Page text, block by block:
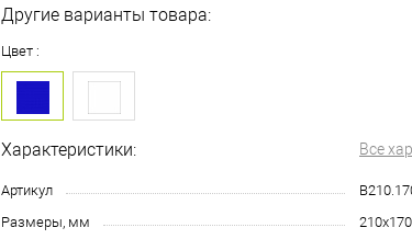
Другие варианты товара:
Цвет :
Характеристики: Все
Артикул
Размеры, мм